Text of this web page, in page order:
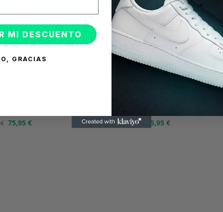
€ 75,95 € 151,90€ 75,95€
MI DESCUENTO
GRACIAS